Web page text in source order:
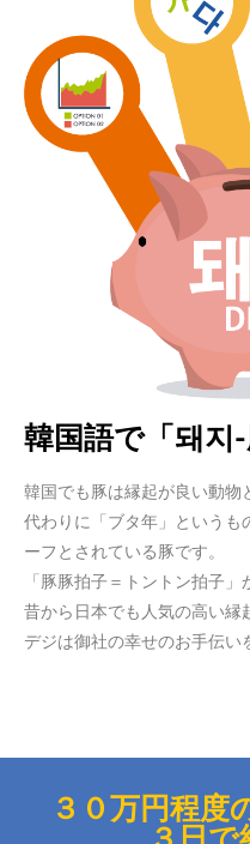
韓国語で「돼지-
韓国でも豚は縁起が良い動物
代わりに「ブタ年」というも
ーフとされている豚です。
「豚豚拍子＝トントン拍子」
昔から日本でも人気の高い縁
デジは御社の幸せのお手伝い
３０万円程度